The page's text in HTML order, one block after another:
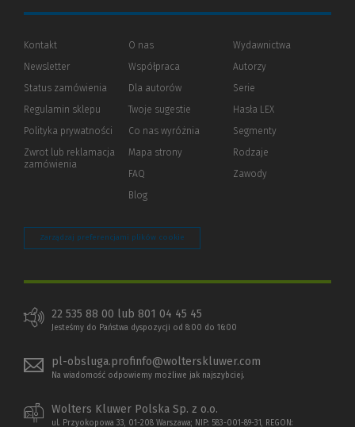
Kontakt
Newsletter
Status zamówienia
Regulamin sklepu
Polityka prywatności (Nowe
(Link
innej
Zwrot lub reklamacja
zamówienia
O nas
Współpraca
Dla autorów(Nowe
(Link
innej
Twoje sugestie
Co nas wyróżnia
Mapa strony
FAQ
Blog
Wydawnictwa
Autorzy
Serie
Hasła LEX
Segmenty
Rodzaje
Zawody
Zarządzaj preferencjami plików cookie
22 535 88 00 lub 801 04 45 45
Jesteśmy do Państwa dyspozycji od 8:00 do 16:00
pl-obsluga.profinfo@wolterskluwer.com
Na wiadomość odpowiemy możliwe jak najszybciej.
Wolters Kluwer Polska Sp. z o.o.
ul. Przyokopowa 33, 01-208 Warszawa; NIP: 583-001-89-31, REGON: